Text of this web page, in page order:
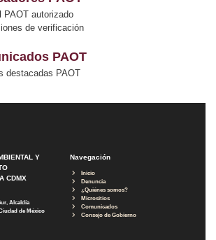
PAOT autorizado
de verificación
PAOT
destacadas PAOT
Y
CDMX
Alcaldía
de México
Navegación
Inicio
Denuncia
¿Quiénes somos?
Micrositios
Comunicados
Consejo de Gobierno